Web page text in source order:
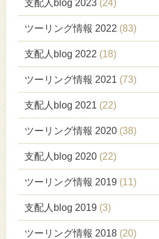
支配人blog 2023 (24)
ツーリング情報 2022 (83)
支配人blog 2022 (18)
ツーリング情報 2021 (73)
支配人blog 2021 (22)
ツーリング情報 2020 (38)
支配人blog 2020 (22)
ツーリング情報 2019 (11)
支配人blog 2019 (3)
ツーリング情報 2018 (20)